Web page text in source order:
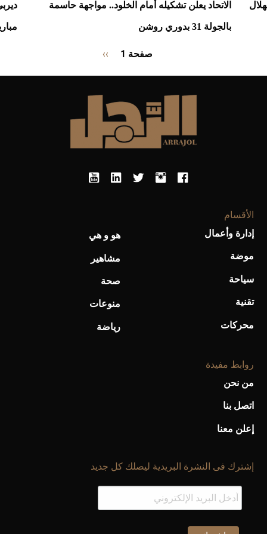
الاتحاد يعلن تشكيله أمام الخلود.. مواجهة حاسمة
بالجولة 31 بدوري روشن
صفحة 1
الصفحة
››
الأقسام
إدارة وأعمال
موضة
سياحة
تقنية
محركات
هو و هي
مشاهير
صحة
منوعات
رياضة
روابط مفيدة
من نحن
اتصل بنا
إعلن معنا
إشترك فى النشرة البريدية ليصلك كل جديد